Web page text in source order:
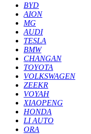
BYD
AION
MG
AUDI
TESLA
BMW
CHANGAN
TOYOTA
VOLKSWAGEN
ZEEKR
VOYAH
XIAOPENG
HONDA
LI AUTO
ORA